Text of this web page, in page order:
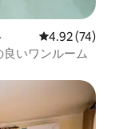
レビュー74
4.92 (74)
いワンルーム